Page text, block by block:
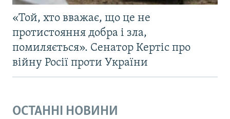
«Той, хто вважає, що це не
протистояння добра і зла,
помиляється». Сенатор Кертіс про
війну Росії проти України
ОСТАННІ НОВИНИ